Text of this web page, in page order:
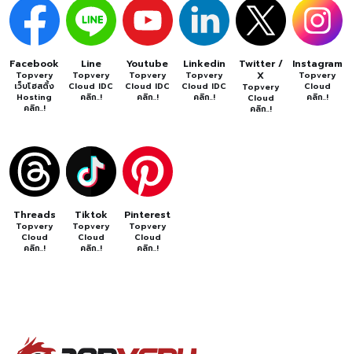
Facebook
Topvery
เว็บโฮสติ้ง
Hosting
คลิก..!
Line
Topvery
Cloud IDC
คลิก..!
Youtube
Topvery
Cloud IDC
คลิก..!
Linkedin
Topvery
Cloud IDC
คลิก..!
Twitter /
X
Topvery
Cloud
คลิก..!
Instagram
Topvery
Cloud
คลิก..!
Threads
Topvery
Cloud
คลิก..!
Tiktok
Topvery
Cloud
คลิก..!
Pinterest
Topvery
Cloud
คลิก..!